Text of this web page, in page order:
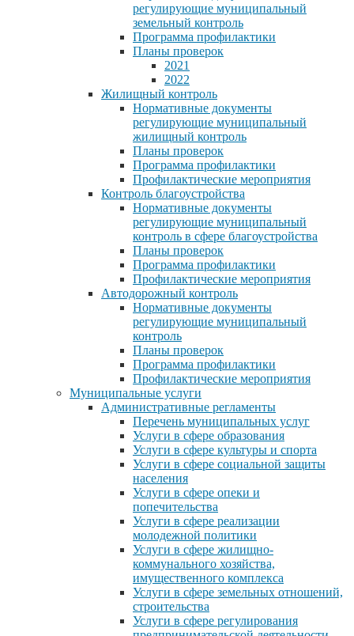
регулирующие муниципальный
земельный контроль
Программа профилактики
Планы проверок
2021
2022
Жилищный контроль
Нормативные документы
регулирующие муниципальный
жилищный контроль
Планы проверок
Программа профилактики
Профилактические мероприятия
Контроль благоустройства
Нормативные документы
регулирующие муниципальный
контроль в сфере благоустройства
Планы проверок
Программа профилактики
Профилактические мероприятия
Автодорожный контроль
Нормативные документы
регулирующие муниципальный
контроль
Планы проверок
Программа профилактики
Профилактические мероприятия
Муниципальные услуги
Административные регламенты
Перечень муниципальных услуг
Услуги в сфере образования
Услуги в сфере культуры и спорта
Услуги в сфере социальной защиты
населения
Услуги в сфере опеки и
попечительства
Услуги в сфере реализации
молодежной политики
Услуги в сфере жилищно-
коммунального хозяйства,
имущественного комплекса
Услуги в сфере земельных отношений,
строительства
Услуги в сфере регулирования